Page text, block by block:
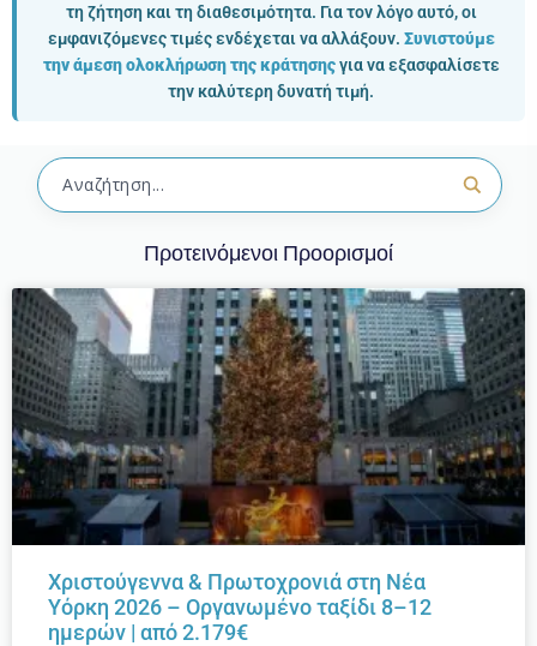
τη ζήτηση και τη διαθεσιμότητα. Για τον λόγο αυτό, οι
εμφανιζόμενες τιμές ενδέχεται να αλλάξουν. Συνιστούμε
την άμεση ολοκλήρωση της κράτησηςγια να εξασφαλίσετε
την καλύτερη δυνατή τιμή.
Προτεινόμενοι Προορισμοί
Χριστούγεννα & Πρωτοχρονιά στη Νέα
Υόρκη 2026 – Οργανωμένο ταξίδι 8–12
ημερών | από 2.179€